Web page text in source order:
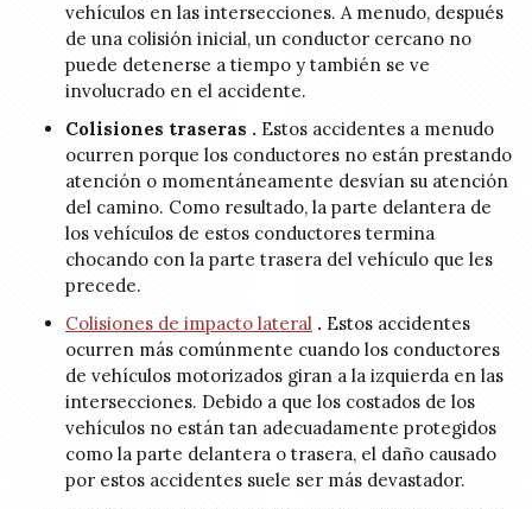
vehículos en las intersecciones. A menudo, después
de una colisión inicial, un conductor cercano no
puede detenerse a tiempo y también se ve
involucrado en el accidente.
Colisiones traseras . Estos accidentes a menudo
ocurren porque los conductores no están prestando
atención o momentáneamente desvían su atención
del camino. Como resultado, la parte delantera de
los vehículos de estos conductores termina
chocando con la parte trasera del vehículo que les
precede.
Colisiones de impacto lateral . Estos accidentes
ocurren más comúnmente cuando los conductores
de vehículos motorizados giran a la izquierda en las
intersecciones. Debido a que los costados de los
vehículos no están tan adecuadamente protegidos
como la parte delantera o trasera, el daño causado
por estos accidentes suele ser más devastador.